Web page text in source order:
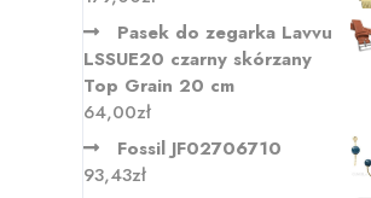
Pasek do zegarka Lavvu
LSSUE20 czarny skórzany
Top Grain 20 cm
64,00zł
Fossil JF02706710
93,43zł